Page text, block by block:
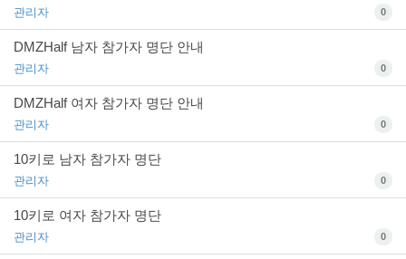
관리자 0
DMZHalf 남자 참가자 명단 안내
관리자 0
DMZHalf 여자 참가자 명단 안내
관리자 0
10키로 남자 참가자 명단
관리자 0
10키로 여자 참가자 명단
관리자 0